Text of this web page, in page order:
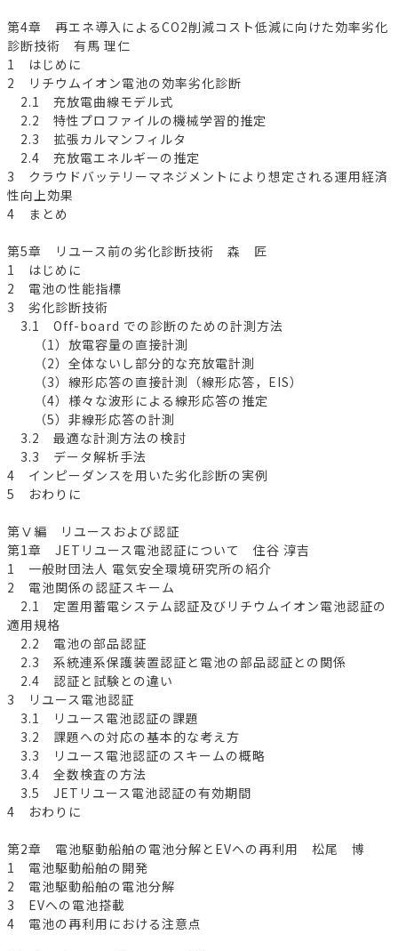
第4章 再エネ導入によるCO2削減コスト低減に向けた効率劣化
診断技術 有馬 理仁
1 はじめに
2 リチウムイオン電池の効率劣化診断
2.1 充放電曲線モデル式
2.2 特性プロファイルの機械学習的推定
2.3 拡張カルマンフィルタ
2.4 充放電エネルギーの推定
3 クラウドバッテリーマネジメントにより想定される運用経済
性向上効果
4 まとめ
第5章 リユース前の劣化診断技術 森 匠
1 はじめに
2 電池の性能指標
3 劣化診断技術
3.1 Off-board での診断のための計測方法
（1）放電容量の直接計測
（2）全体ないし部分的な充放電計測
（3）線形応答の直接計測（線形応答，EIS）
（4）様々な波形による線形応答の推定
（5）非線形応答の計測
3.2 最適な計測方法の検討
3.3 データ解析手法
4 インピーダンスを用いた劣化診断の実例
5 おわりに
第Ⅴ編 リユースおよび認証
第1章 JETリユース電池認証について 住谷 淳吉
1 一般財団法人 電気安全環境研究所の紹介
2 電池関係の認証スキーム
2.1 定置用蓄電システム認証及びリチウムイオン電池認証の
適用規格
2.2 電池の部品認証
2.3 系統連系保護装置認証と電池の部品認証との関係
2.4 認証と試験との違い
3 リユース電池認証
3.1 リユース電池認証の課題
3.2 課題への対応の基本的な考え方
3.3 リユース電池認証のスキームの概略
3.4 全数検査の方法
3.5 JETリユース電池認証の有効期間
4 おわりに
第2章 電池駆動船舶の電池分解とEVへの再利用 松尾 博
1 電池駆動船舶の開発
2 電池駆動船舶の電池分解
3 EVへの電池搭載
4 電池の再利用における注意点